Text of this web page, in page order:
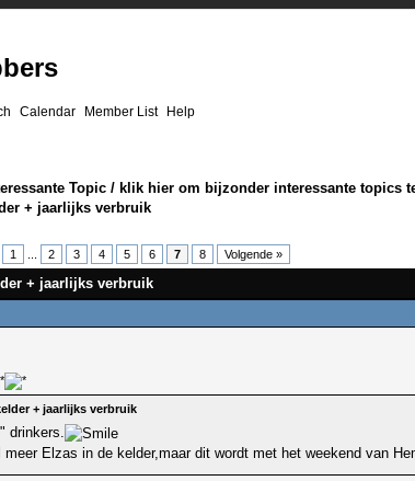
Calendar Member List
Help
Topic / klik hier om bijzonder interessante topics
+ jaarlijks verbruik
1 2 3 4 5 6 7 8 Volgende »
- gemiddelde waardering is 0
+ jaarlijks verbruik
+ jaarlijks verbruik
drinkers.
meer Elzas in de kelder,maar dit wordt met het weekend van